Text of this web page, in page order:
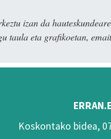
izan da
taula eta grafikoetan,
Koskontako bidea,